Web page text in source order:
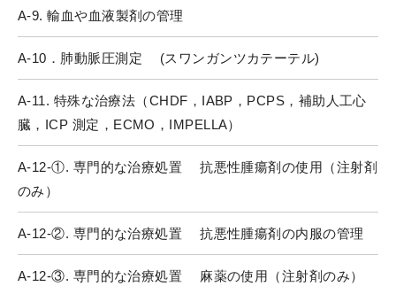
A-9. 輸血や血液製剤の管理
A-10．肺動脈圧測定 (スワンガンツカテーテル)
A-11. 特殊な治療法（CHDF，IABP，PCPS，補助人工心
臓，ICP 測定，ECMO，IMPELLA）
A-12-①. 専門的な治療処置 抗悪性腫瘍剤の使用（注射剤
のみ）
A-12-②. 専門的な治療処置 抗悪性腫瘍剤の内服の管理
A-12-③. 専門的な治療処置 麻薬の使用（注射剤のみ）